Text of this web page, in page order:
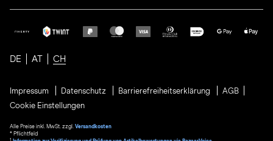
DE AT CH
Impressum Datenschutz Barrierefreiheitserklärung
AGB
Cookie Einstellungen
Alle Preise inkl. MwSt. zzgl. Versandkosten
* Pflichtfeld
1